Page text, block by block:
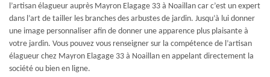
l’artisan élagueur auprès Mayron Elagage 33 à Noaillan car c’est un expert
dans l’art de tailler les branches des arbustes de jardin. Jusqu’à lui donner
une image personnaliser afin de donner une apparence plus plaisante à
votre jardin. Vous pouvez vous renseigner sur la compétence de l’artisan
élagueur chez Mayron Elagage 33 à Noaillan en appelant directement la
société ou bien en ligne.